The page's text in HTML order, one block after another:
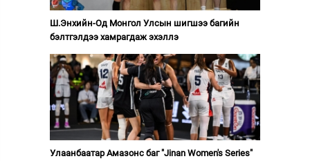
Ш.Энхийн-Од Монгол Улсын шигшээ багийн
бэлтгэлдээ хамрагдаж эхэллэ
Улаанбаатар Амазонс баг "Jinan Women's Series"